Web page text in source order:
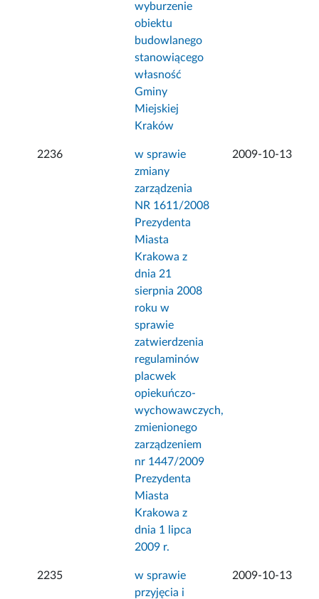
wyburzenie
obiektu
budowlanego
stanowiącego
własność
Gminy
Miejskiej
Kraków
2236
w sprawie
zmiany
zarządzenia
NR 1611/2008
Prezydenta
Miasta
Krakowa z
dnia 21
sierpnia 2008
roku w
sprawie
zatwierdzenia
regulaminów
placwek
opiekuńczo-
wychowawczych,
zmienionego
zarządzeniem
nr 1447/2009
Prezydenta
Miasta
Krakowa z
dnia 1 lipca
2009 r.
2009-10-13
2235
w sprawie
przyjęcia i
2009-10-13